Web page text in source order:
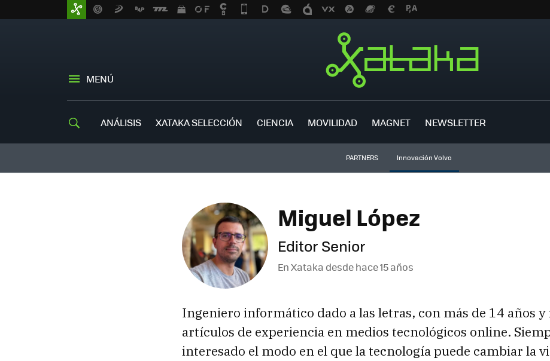
MENÚ
ANÁLISIS XATAKA SELECCIÓN CIENCIA MOVILIDAD MAGNET NEWSLETTER
PARTNERS Innovación Volvo
Miguel López
Editor Senior
En Xataka desdehace 15 años
Ingeniero informático dado a las letras, con más de 14 años y
artículos de experiencia en medios tecnológicos online.
interesado el modo en el que la tecnología puede cambiar la